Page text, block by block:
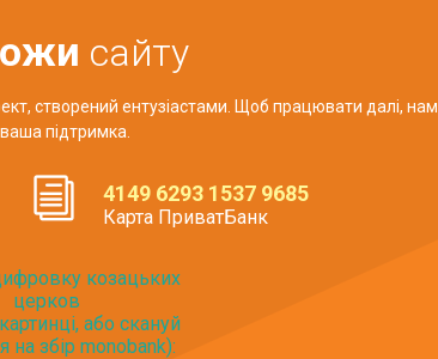
сайту
створений ентузіастами. Щоб працювати далі, нам
підтримка.
4149 6293 1537 9685
Карта ПриватБанк
козацьких
церков
або скануй
на збір monobank):